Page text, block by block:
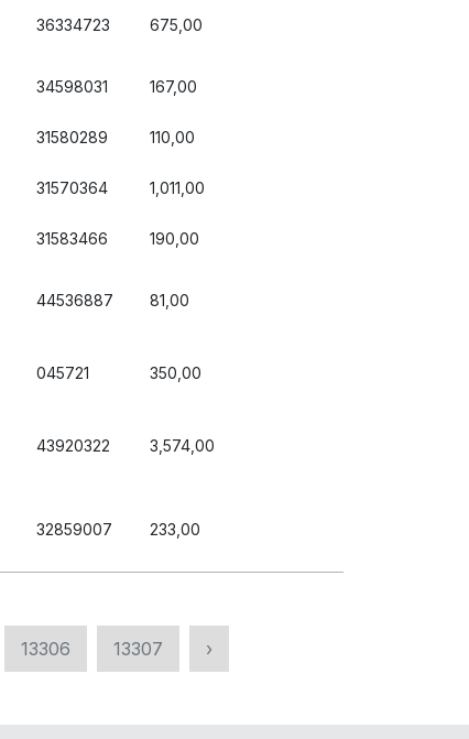
36334723 675,00
34598031 167,00
31580289 110,00
31570364 1,011,00
31583466 190,00
44536887 81,00
045721 350,00
43920322 3,574,00
32859007 233,00
13306 13307 ›